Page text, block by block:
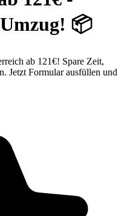
📦
ab 121€! Spare Zeit,
Jetzt Formular ausfüllen und